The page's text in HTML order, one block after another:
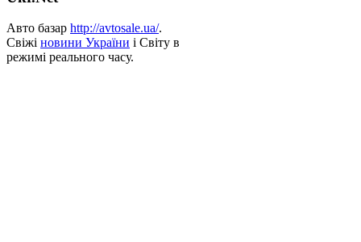
Авто базар http://avtosale.ua/.
Свіжі новини України і Світу в
режимі реального часу.